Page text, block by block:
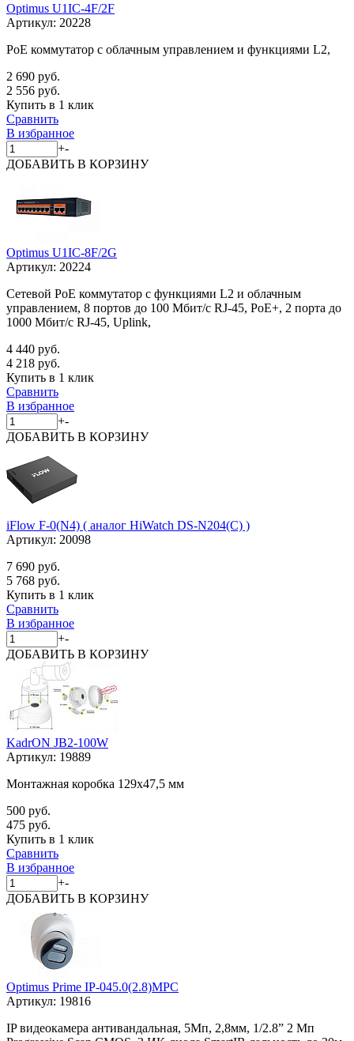
Optimus U1IC-4F/2F
Артикул: 20228
PoE коммутатор с облачным управлением и функциями L2,
2 690 руб.
2 556 руб.
Купить в 1 клик
Сравнить
В избранное
+-
ДОБАВИТЬ В КОРЗИНУ
Optimus U1IC-8F/2G
Артикул: 20224
Сетевой PoE коммутатор с функциями L2 и облачным
управлением, 8 портов до 100 Мбит/с RJ-45, PoE+, 2 порта до
1000 Мбит/с RJ-45, Uplink,
4 440 руб.
4 218 руб.
Купить в 1 клик
Сравнить
В избранное
+-
ДОБАВИТЬ В КОРЗИНУ
iFlow F-0(N4) ( аналог HiWatch DS-N204(C) )
Артикул: 20098
7 690 руб.
5 768 руб.
Купить в 1 клик
Сравнить
В избранное
+-
ДОБАВИТЬ В КОРЗИНУ
KadrON JB2-100W
Артикул: 19889
Монтажная коробка 129x47,5 мм
500 руб.
475 руб.
Купить в 1 клик
Сравнить
В избранное
+-
ДОБАВИТЬ В КОРЗИНУ
Optimus Prime IP-045.0(2.8)MPC
Артикул: 19816
IP видеокамера антивандальная, 5Мп, 2,8мм, 1/2.8” 2 Мп